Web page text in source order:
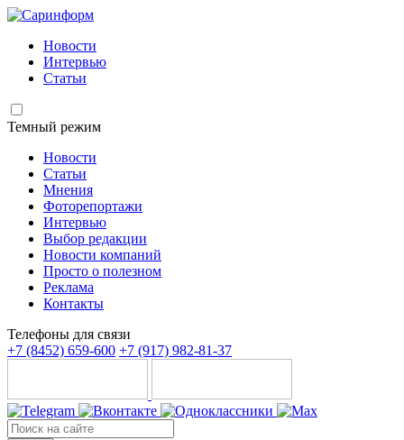
Новости
Интервью
Статьи
Темный режим
Новости
Статьи
Мнения
Фоторепортажи
Интервью
Выбор редакции
Новости компаний
Просто о полезном
Реклама
Контакты
Телефоны для связи
+7 (8452) 659-600 +7 (917) 982-81-37